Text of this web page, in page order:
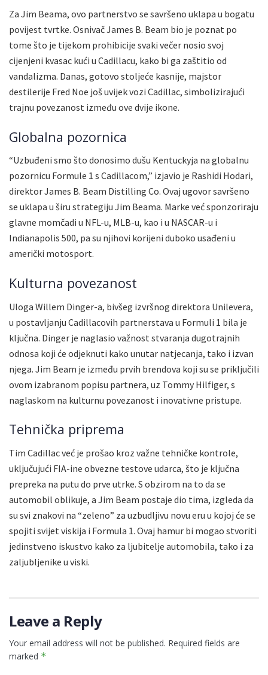
Za Jim Beama, ovo partnerstvo se savršeno uklapa u bogatu
povijest tvrtke. Osnivač James B. Beam bio je poznat po
tome što je tijekom prohibicije svaki večer nosio svoj
cijenjeni kvasac kući u Cadillacu, kako bi ga zaštitio od
vandalizma. Danas, gotovo stoljeće kasnije, majstor
destilerije Fred Noe još uvijek vozi Cadillac, simbolizirajući
trajnu povezanost između ove dvije ikone.
Globalna pozornica
“Uzbuđeni smo što donosimo dušu Kentuckyja na globalnu
pozornicu Formule 1 s Cadillacom,” izjavio je Rashidi Hodari,
direktor James B. Beam Distilling Co. Ovaj ugovor savršeno
se uklapa u širu strategiju Jim Beama. Marke već sponzoriraju
glavne momčadi u NFL-u, MLB-u, kao i u NASCAR-u i
Indianapolis 500, pa su njihovi korijeni duboko usađeni u
američki motosport.
Kulturna povezanost
Uloga Willem Dinger-a, bivšeg izvršnog direktora Unilevera,
u postavljanju Cadillacovih partnerstava u Formuli 1 bila je
ključna. Dinger je naglasio važnost stvaranja dugotrajnih
odnosa koji će odjeknuti kako unutar natjecanja, tako i izvan
njega. Jim Beam je između prvih brendova koji su se priključili
ovom izabranom popisu partnera, uz Tommy Hilfiger, s
naglaskom na kulturnu povezanost i inovativne pristupe.
Tehnička priprema
Tim Cadillac već je prošao kroz važne tehničke kontrole,
uključujući FIA-ine obvezne testove udarca, što je ključna
prepreka na putu do prve utrke. S obzirom na to da se
automobil oblikuje, a Jim Beam postaje dio tima, izgleda da
su svi znakovi na “zeleno” za uzbudljivu novu eru u kojoj će se
spojiti svijet viskija i Formula 1. Ovaj hamur bi mogao stvoriti
jedinstveno iskustvo kako za ljubitelje automobila, tako i za
zaljubljenike u viski.
Leave a Reply
Your email address will not be published. Required fields are
marked *